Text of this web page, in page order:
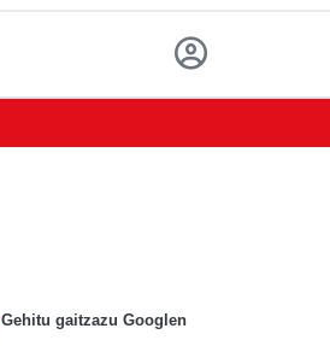
Gehitu gaitzazu Googlen